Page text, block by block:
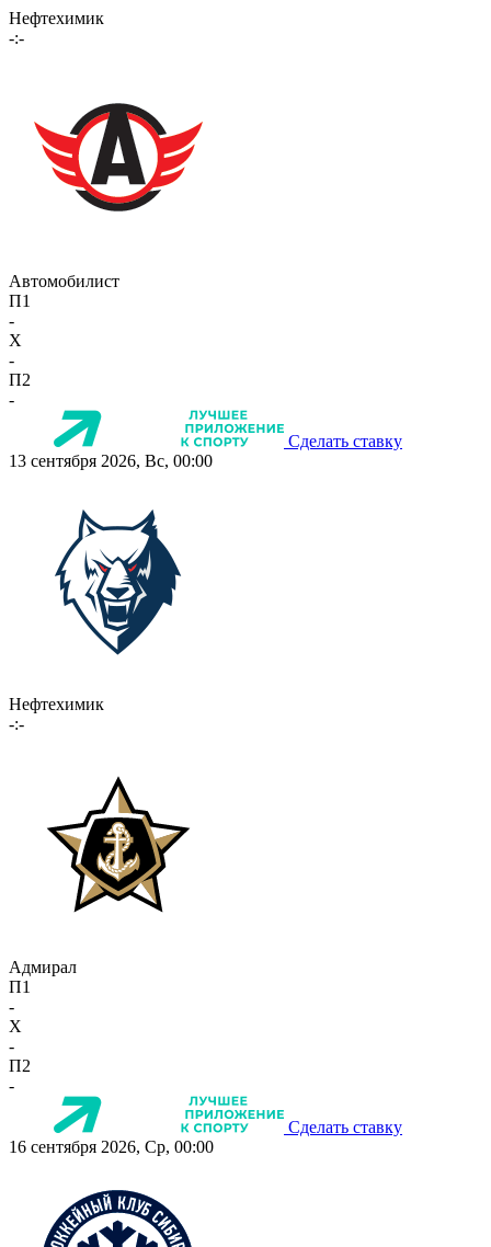
Нефтехимик
-:-
Автомобилист
П1
-
X
-
П2
-
Сделать ставку
13 сентября 2026, Вс, 00:00
Нефтехимик
-:-
Адмирал
П1
-
X
-
П2
-
Сделать ставку
16 сентября 2026, Ср, 00:00